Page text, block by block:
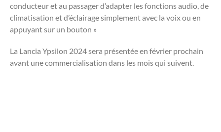
conducteur et au passager d’adapter les fonctions audio, de
climatisation et d’éclairage simplement avec la voix ou en
appuyant sur un bouton »
La Lancia Ypsilon 2024 sera présentée en février prochain
avant une commercialisation dans les mois qui suivent.